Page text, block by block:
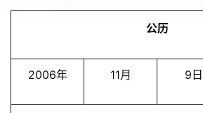
公历
2006年 11月 9日